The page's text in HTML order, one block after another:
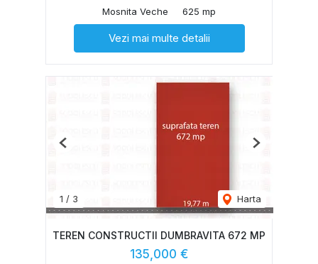
Mosnita Veche 625 mp
Vezi mai multe detalii
1 / 3 Harta
Previous Next
TEREN CONSTRUCTII DUMBRAVITA 672 MP
135,000 €